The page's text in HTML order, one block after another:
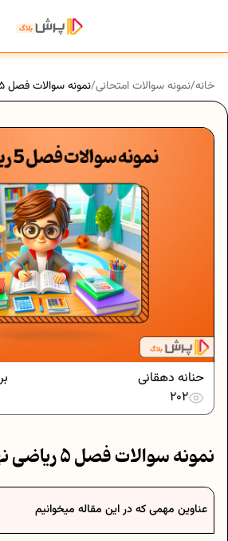
خانه/نمونه سوالات امتحانی/نمونه سوالات فصل 5 ریاضی نهم
حنانه دهقانی
202
نمونه سوالات فصل 5 ریاضی نهم
عناوین مهمی که در این مقاله میخوانیم